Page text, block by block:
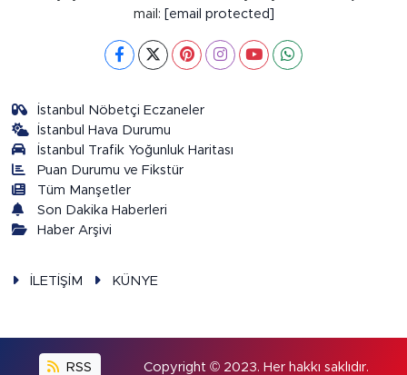
mail: [email protected]
İstanbul Nöbetçi Eczaneler
İstanbul Hava Durumu
İstanbul Trafik Yoğunluk Haritası
Puan Durumu ve Fikstür
Tüm Manşetler
Son Dakika Haberleri
Haber Arşivi
İLETİŞİM KÜNYE
RSS Copyright © 2023. Her hakkı saklıdır.